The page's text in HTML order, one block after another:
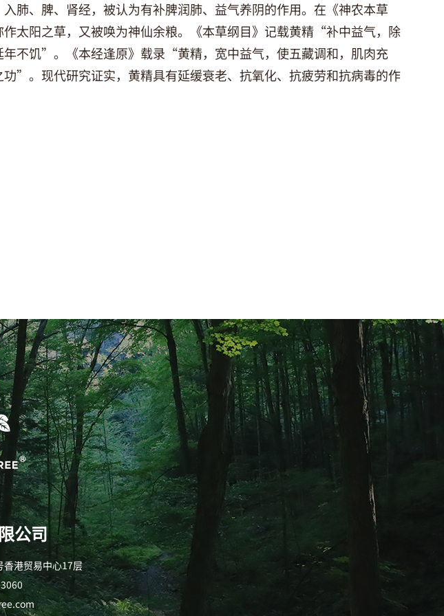
肺、脾、肾经，被认为有补脾润肺、益气养阴的作用。在《神农本草
太阳之草，又被唤为神仙余粮。《本草纲目》记载黄精“补中益气，除
年不饥”。《本经逢原》载录“黄精，宽中益气，使五藏调和，肌肉充
”。现代研究证实，黄精具有延缓衰老、抗氧化、抗疲劳和抗病毒的作
公司
港贸易中心17层